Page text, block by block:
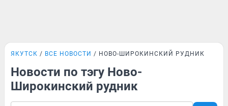
ЯКУТСК ВСЕ НОВОСТИ НОВО-ШИРОКИНСКИЙ РУДНИК
Новости по тэгу Ново-
Широкинский рудник